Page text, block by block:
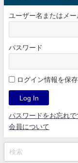
ユーザー名またはメー
パスワード
ログイン情報を保存
パスワードをお忘れで
会員について